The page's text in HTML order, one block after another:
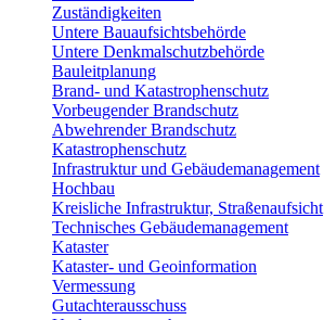
Zuständigkeiten
Untere Bauaufsichtsbehörde
Untere Denkmalschutzbehörde
Bauleitplanung
Brand- und Katastrophenschutz
Vorbeugender Brandschutz
Abwehrender Brandschutz
Katastrophenschutz
Infrastruktur und Gebäudemanagement
Hochbau
Kreisliche Infrastruktur, Straßenaufsicht
Technisches Gebäudemanagement
Kataster
Kataster- und Geoinformation
Vermessung
Gutachterausschuss